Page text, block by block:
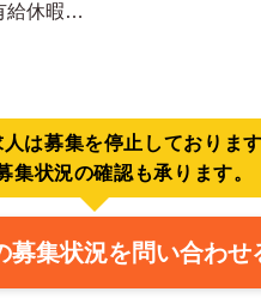
給休暇
は募集を停止しております
集状況の確認も承ります。
募集状況を問い合わせ